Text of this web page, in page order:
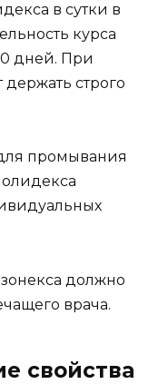
в сутки в
курса
дней. При
строго
промывания
должно
врача.
свойства